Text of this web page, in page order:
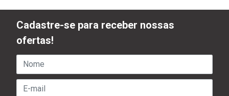
Cadastre-se para receber nossas
ofertas!